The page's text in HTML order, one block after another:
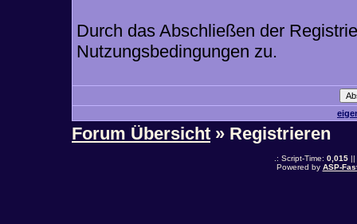
Durch das Abschließen der
Nutzungsbedingungen zu.
Forum Übersicht » Registrieren
.: Script-Time: 0,015||
Powered by ASP-